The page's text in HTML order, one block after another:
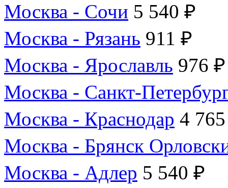
Москва - Сочи 5 540 ₽
Москва - Рязань 911 ₽
Москва - Ярославль 976 ₽
Москва - Санкт-
Москва - Краснодар 4
Москва - Брянск
Москва - Адлер 5 540 ₽